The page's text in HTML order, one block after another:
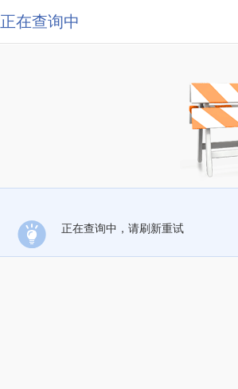
正在查询中
正在查询中，请刷新重试